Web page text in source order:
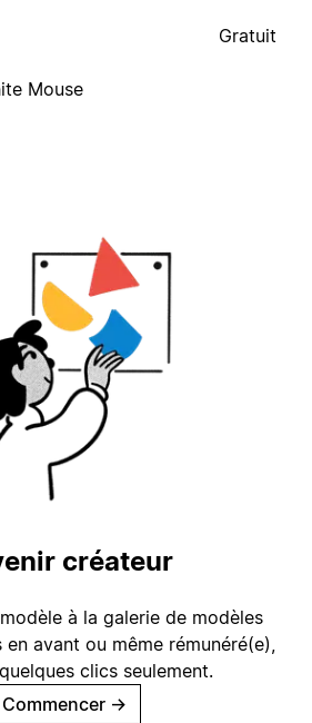
Mouse
Gratuit
créateur
à la galerie de modèles
avant ou même rémunéré(e),
clics seulement.
Commencer →